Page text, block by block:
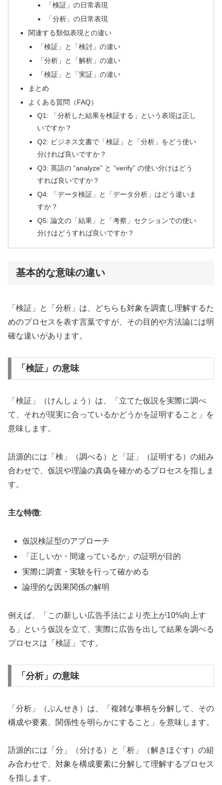
「検証」の日常表現
「分析」の日常表現
関連する類似表現との違い
「検証」と「検討」の違い
「分析」と「解析」の違い
「検証」と「実証」の違い
まとめ
よくある質問（FAQ）
Q1: 「分析した結果を検証する」という表現は正し
いですか？
Q2: ビジネス文書で「検証」と「分析」をどう使い
分ければ良いですか？
Q3: 英語の “analyze” と “verify” の使い分けはどう
すれば良いですか？
Q4: 「データ検証」と「データ分析」はどう違いま
すか？
Q5: 論文の「結果」と「考察」セクションでの使い
分けはどうすれば良いですか？
基本的な意味の違い
「検証」と「分析」は、どちらも対象を調査し理解するた
めのプロセスを表す言葉ですが、その目的や方法論には明
確な違いがあります。
「検証」の意味
「検証」（けんしょう）は、「立てた仮説を実際に調べ
て、それが現実に合っているかどうかを証明すること」を
意味します。
語源的には「検」（調べる）と「証」（証明する）の組み
合わせで、仮説や理論の真偽を確かめるプロセスを指しま
す。
主な特徴:
仮説検証型のアプローチ
「正しいか・間違っているか」の証明が目的
実際に調査・実験を行って確かめる
論理的な因果関係の解明
例えば、「この新しい広告手法により売上が10%向上す
る」という仮説を立て、実際に広告を出して結果を調べる
プロセスは「検証」です。
「分析」の意味
「分析」（ぶんせき）は、「複雑な事柄を分解して、その
構成や要素、関係性を明らかにすること」を意味します。
語源的には「分」（分ける）と「析」（解きほぐす）の組
み合わせで、対象を構成要素に分解して理解するプロセス
を指します。